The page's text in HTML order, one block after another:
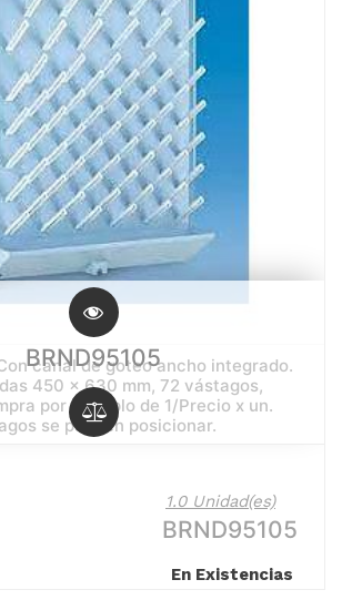
canal de goteo ancho integrado.
450 x 630 mm, 72 vástagos,
por múltiplo de 1/Precio x un.
se pueden posicionar.
BRND95105
1.0 Unidad(es)
BRND95105
En Existencias